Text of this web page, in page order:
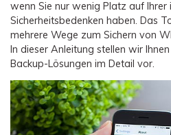
wenn Sie nur wenig Platz auf Ihrer
Sicherheitsbedenken haben. Das
mehrere Wege zum Sichern von
In dieser Anleitung stellen wir
Backup-Lösungen im Detail vor.